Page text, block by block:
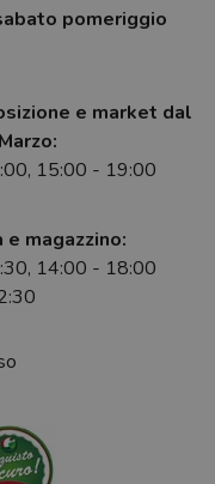
pomeriggio
e market dal
15:00 - 19:00
magazzino:
14:00 - 18:00